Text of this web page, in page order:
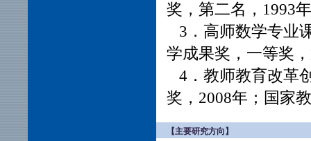
奖，第二名，1993年
3．高师数学专业
学成果奖，一等奖
4．教师教育改革
奖，2008年；国家
【主要研究方向】